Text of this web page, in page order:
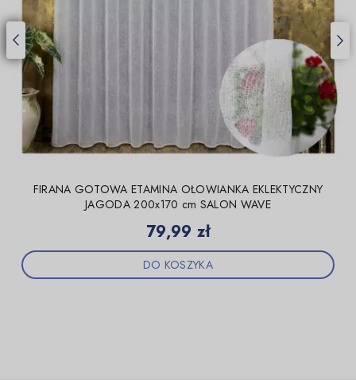
FIRANA GOTOWA ETAMINA OŁOWIANKA EKLEKTYCZNY
JAGODA 200x170 cm SALON WAVE
Cena
79,99 zł
DO KOSZYKA